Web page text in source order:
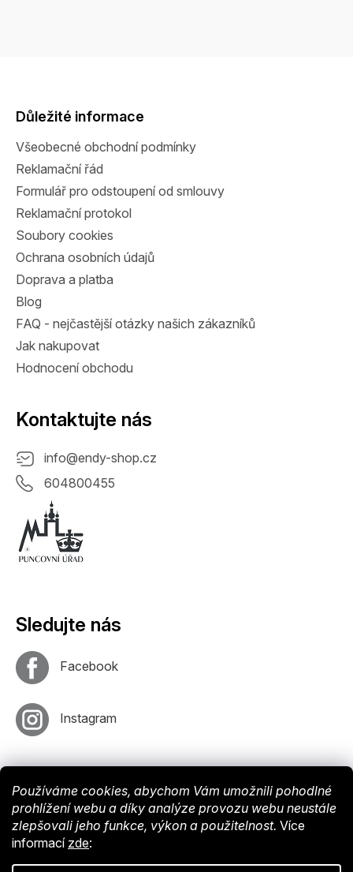
Používáme cookies, abychom Vám umožnili pohodlné
prohlížení webu a díky analýze provozu webu neustále
zlepšovali jeho funkce, výkon a použitelnost. Více
informací zde:
Důležité informace
Všeobecné obchodní podmínky
Reklamační řád
Formulář pro odstoupení od smlouvy
Reklamační protokol
Soubory cookies
Ochrana osobních údajů
Doprava a platba
Blog
FAQ - nejčastější otázky našich zákazníků
Jak nakupovat
Hodnocení obchodu
Kontaktujte nás
info@endy-shop.cz
604800455
Sledujte nás
Facebook
Instagram
Shoptet. Nastavil týmEshopyUmíme. Design byVokr